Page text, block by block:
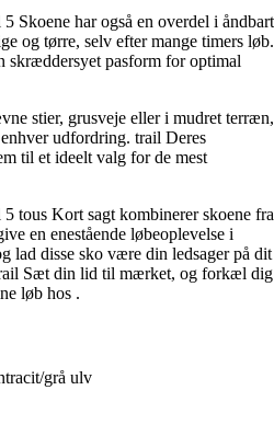
Skoene har også en overdel i åndbart
og tørre, selv efter mange timers løb.
skræddersyet pasform for optimal
stier, grusveje eller i mudret terræn,
udfordring. trail Deres
til et ideelt valg for de mest
tous Kort sagt kombinerer skoene fra
en enestående løbeoplevelse i
lad disse sko være din ledsager på dit
Sæt din lid til mærket, og forkæl dig
løb hos .
grå ulv